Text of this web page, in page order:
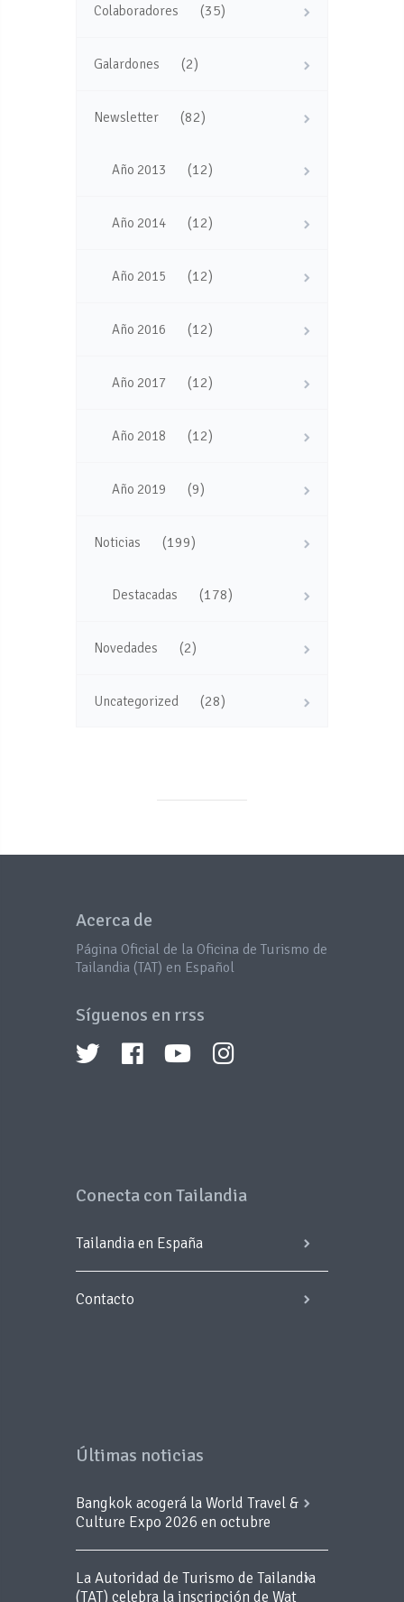
Colaboradores (35)
Galardones (2)
Newsletter (82)
Año 2013 (12)
Año 2014 (12)
Año 2015 (12)
Año 2016 (12)
Año 2017 (12)
Año 2018 (12)
Año 2019 (9)
Noticias (199)
Destacadas (178)
Novedades (2)
Uncategorized (28)
Acerca de
Página Oficial de la Oficina de Turismo de
Tailandia (TAT) en Español
Síguenos en rrss
Conecta con Tailandia
Tailandia en España
Contacto
Últimas noticias
Bangkok acogerá la World Travel &
Culture Expo 2026 en octubre
La Autoridad de Turismo de Tailandia
(TAT) celebra la inscripción de Wat